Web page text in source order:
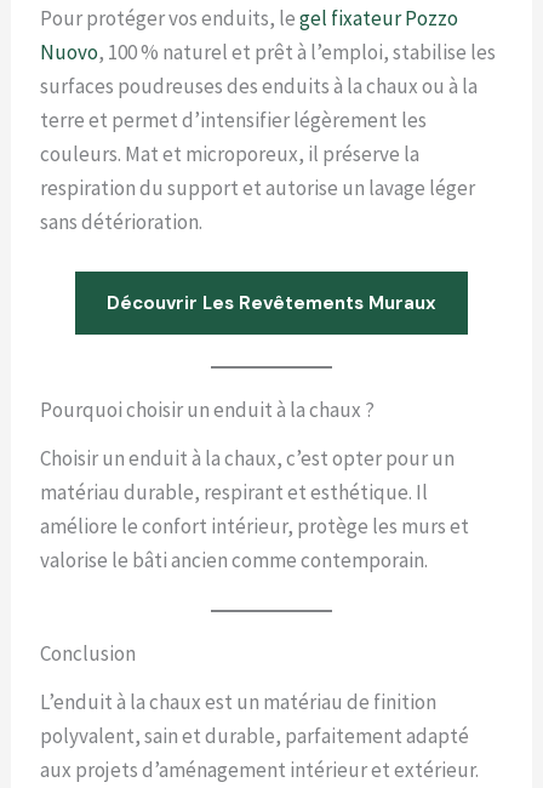
Pour protéger vos enduits, legel fixateur Pozzo
Nuovo, 100 % naturel et prêt à l’emploi, stabilise les
surfaces poudreuses des enduits à la chaux ou à la
terre et permet d’intensifier légèrement les
couleurs. Mat et microporeux, il préserve la
respiration du support et autorise un lavage léger
sans détérioration.
Découvrir Les Revêtements Muraux
Pourquoi choisir un enduit à la chaux ?
Choisir un enduit à la chaux, c’est opter pour un
matériau durable, respirant et esthétique. Il
améliore le confort intérieur, protège les murs et
valorise le bâti ancien comme contemporain.
Conclusion
L’enduit à la chaux est un matériau de finition
polyvalent, sain et durable, parfaitement adapté
aux projets d’aménagement intérieur et extérieur.